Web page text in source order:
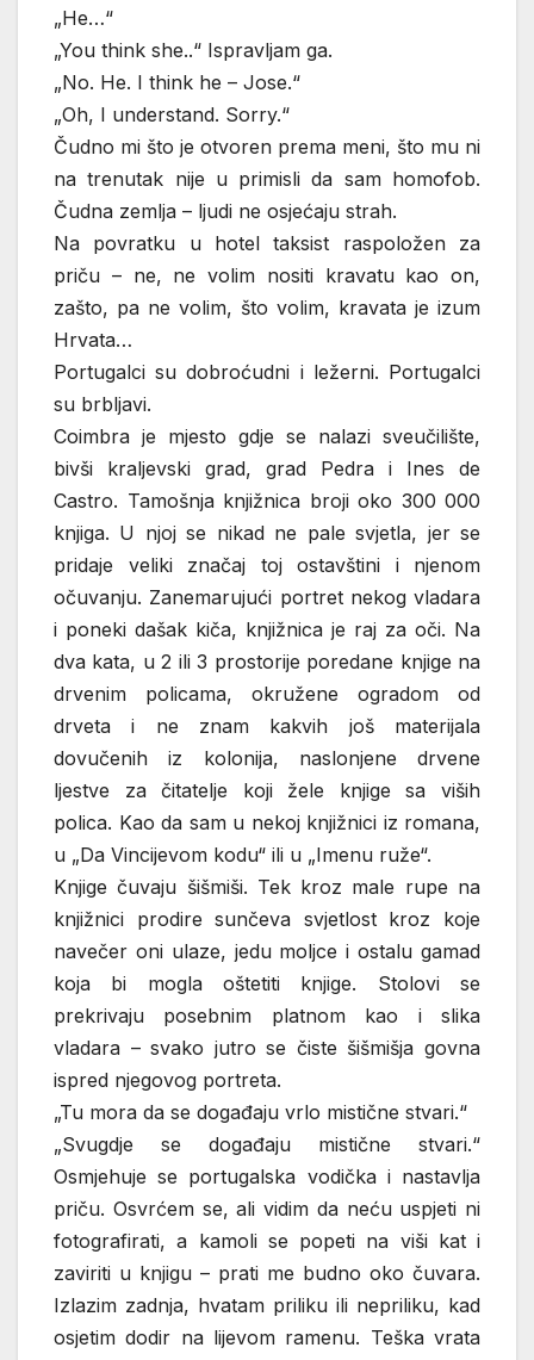
„He…“
„You think she..“ Ispravljam ga.
„No. He. I think he – Jose.“
„Oh, I understand. Sorry.“
Čudno mi što je otvoren prema meni, što mu ni
na trenutak nije u primisli da sam homofob.
Čudna zemlja – ljudi ne osjećaju strah.
Na povratku u hotel taksist raspoložen za
priču – ne, ne volim nositi kravatu kao on,
zašto, pa ne volim, što volim, kravata je izum
Hrvata…
Portugalci su dobroćudni i ležerni. Portugalci
su brbljavi.
Coimbra je mjesto gdje se nalazi sveučilište,
bivši kraljevski grad, grad Pedra i Ines de
Castro. Tamošnja knjižnica broji oko 300 000
knjiga. U njoj se nikad ne pale svjetla, jer se
pridaje veliki značaj toj ostavštini i njenom
očuvanju. Zanemarujući portret nekog vladara
i poneki dašak kiča, knjižnica je raj za oči. Na
dva kata, u 2 ili 3 prostorije poredane knjige na
drvenim policama, okružene ogradom od
drveta i ne znam kakvih još materijala
dovučenih iz kolonija, naslonjene drvene
ljestve za čitatelje koji žele knjige sa viših
polica. Kao da sam u nekoj knjižnici iz romana,
u „Da Vincijevom kodu“ ili u „Imenu ruže“.
Knjige čuvaju šišmiši. Tek kroz male rupe na
knjižnici prodire sunčeva svjetlost kroz koje
navečer oni ulaze, jedu moljce i ostalu gamad
koja bi mogla oštetiti knjige. Stolovi se
prekrivaju posebnim platnom kao i slika
vladara – svako jutro se čiste šišmišja govna
ispred njegovog portreta.
„Tu mora da se događaju vrlo mistične stvari.“
„Svugdje se događaju mistične stvari.“
Osmjehuje se portugalska vodička i nastavlja
priču. Osvrćem se, ali vidim da neću uspjeti ni
fotografirati, a kamoli se popeti na viši kat i
zaviriti u knjigu – prati me budno oko čuvara.
Izlazim zadnja, hvatam priliku ili nepriliku, kad
osjetim dodir na lijevom ramenu. Teška vrata